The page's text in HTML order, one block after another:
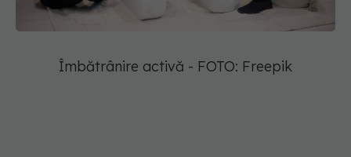
Îmbătrânire activă - FOTO: Freepik